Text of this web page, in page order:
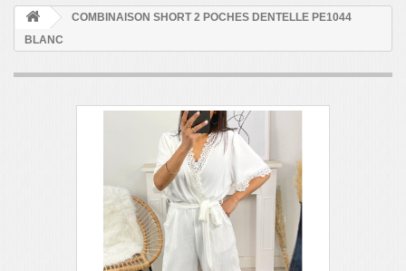
COMBINAISON SHORT 2 POCHES DENTELLE PE1044
BLANC